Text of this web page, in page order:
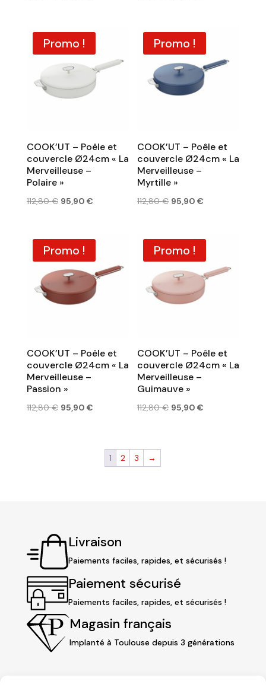
était :
112,80 €.95,90 €.
était :
112,80 €.95,90 €.
Promo !
COOK’UT – Poêle et
couvercle Ø24cm « La
Merveilleuse –
Polaire »
112,80€ Le
était :
112,80 €.
95,90 €Le
95,90 €.
Promo !
COOK’UT – Poêle et
couvercle Ø24cm « La
Merveilleuse –
Myrtille »
112,80€ Le
était :
112,80 €.
95,90€
95,90 €.
Promo !
COOK’UT – Poêle et
couvercle Ø24cm « La
Merveilleuse –
Passion »
112,80€ Le
95,90 €Le
95,90 €.
Promo !
COOK’UT – Poêle et
couvercle Ø24cm « La
Merveilleuse –
Guimauve »
112,80€ Le
95,90€
1 2 3 →
Livraison
Paiements faciles, rapides, et sécurisés !
Paiement sécurisé
Paiements faciles, rapides, et sécurisés !
Magasin français
Implanté à Toulouse depuis 3 générations